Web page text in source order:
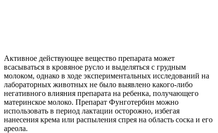
Активное действующее вещество препарата может
всасываться в кровяное русло и выделяться с грудным
молоком, однако в ходе экспериментальных исследований на
лабораторных животных не было выявлено какого-либо
негативного влияния препарата на ребенка, получающего
материнское молоко. Препарат Фунготербин можно
использовать в период лактации осторожно, избегая
нанесения крема или распыления спрея на область соска и его
ареола.